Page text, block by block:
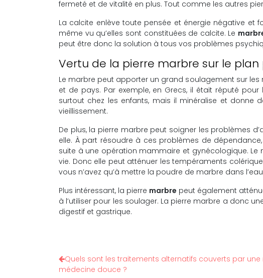
fermeté et de vitalité en plus. Tout comme les autres
La calcite enlève toute pensée et énergie négative et
même vu qu’elles sont constituées de calcite. Le
peut être donc la solution à tous vos problèmes
Vertu de la pierre marbre sur le plan
Le marbre peut apporter un grand soulagement sur les
et de pays. Par exemple, en Grecs, il était réputé
surtout chez les enfants, mais il minéralise et donne
vieillissement.
De plus, la pierre marbre peut soigner les problèmes
elle. À part résoudre à ces problèmes de
suite à une opération mammaire et gynécologique.
vie. Donc elle peut atténuer les tempéraments
vous n’avez qu’à mettre la poudre de marbre dans
Plus intéressant, la pierre marbre peut également
à l’utiliser pour les soulager. La pierre marbre a donc
digestif et gastrique.
Quels sont les traitements alternatifs couverts par une
médecine douce ?